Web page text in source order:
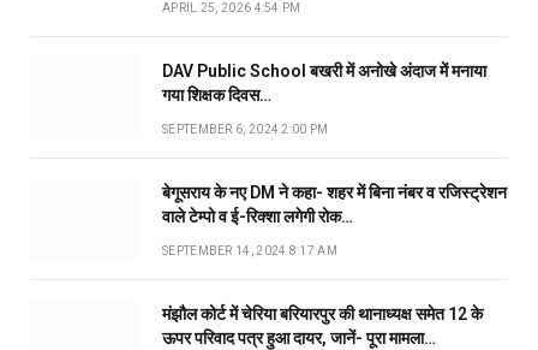
APRIL 25, 2026 4:54 PM
DAV Public School बखरी में अनोखे अंदाज में मनाया
गया शिक्षक दिवस…
SEPTEMBER 6, 2024 2:00 PM
बेगूसराय के नए DM ने कहा- शहर में बिना नंबर व रजिस्ट्रेशन
वाले टेम्पो व ई-रिक्शा लगेगी रोक…
SEPTEMBER 14, 2024 8:17 AM
मंझौल कोर्ट में चेरिया बरियारपुर की थानाध्यक्ष समेत 12 के
ऊपर परिवाद पत्र हुआ दायर, जानें- पूरा मामला…